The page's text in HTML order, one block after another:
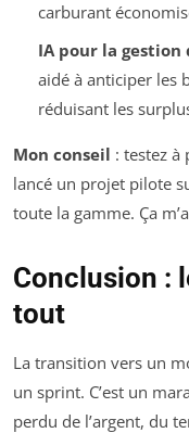
carburant
IA pour la gestion
aidé à anticiper les
réduisant les
Mon conseil : testez à
lancé un projet pilote
toute la gamme. Ça
Conclusion :
tout
La transition vers un
un sprint. C’est un
perdu de l’argent, du